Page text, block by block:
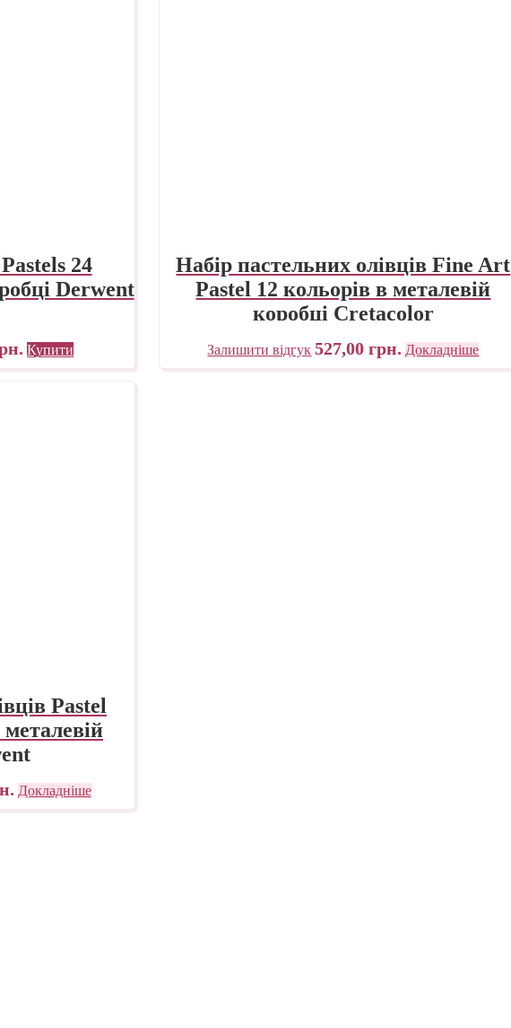
24
Derwent
Купити
Набір пастельних олівців Fine Art
Pastel 12 кольорів в металевій
коробці Cretacolor
Залишити відгук 527,00грн. Докладніше
Pastel
Докладніше